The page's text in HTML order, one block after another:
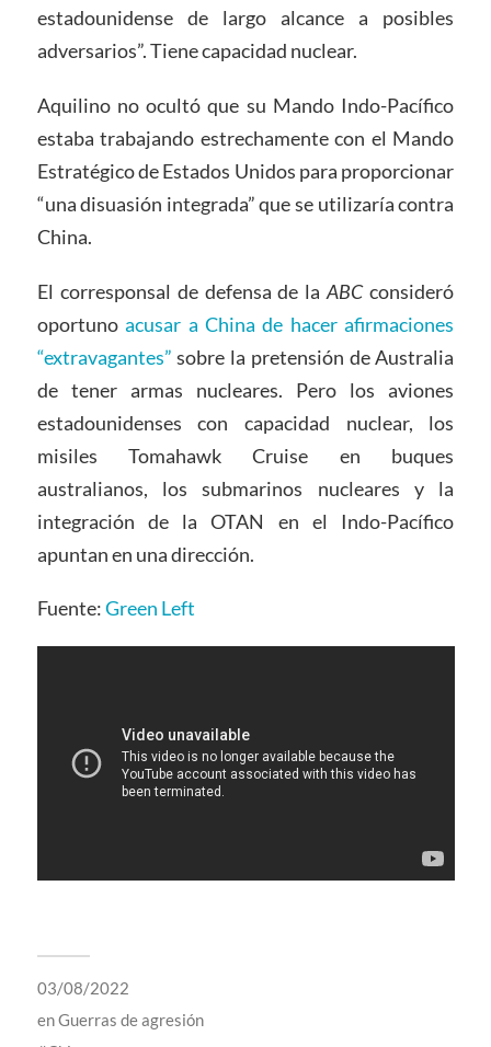
estadounidense de largo alcance a posibles
adversarios”. Tiene capacidad nuclear.
Aquilino no ocultó que su Mando Indo-Pacífico
estaba trabajando estrechamente con el Mando
Estratégico de Estados Unidos para proporcionar
“una disuasión integrada” que se utilizaría contra
China.
El corresponsal de defensa de laABCconsideró
oportunoacusar a China de hacer afirmaciones
“extravagantes” sobre la pretensión de Australia
de tener armas nucleares. Pero los aviones
estadounidenses con capacidad nuclear, los
misiles Tomahawk Cruise en buques
australianos, los submarinos nucleares y la
integración de la OTAN en el Indo-Pacífico
apuntan en una dirección.
Fuente:Green Left
03/08/2022
enGuerras de agresión